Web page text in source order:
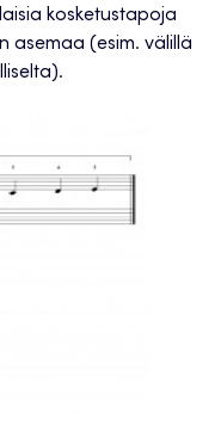
kosketustapoja
asemaa (esim. välillä